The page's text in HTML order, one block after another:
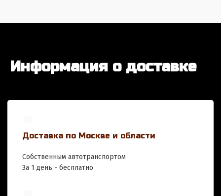
Информация о доставке
Доставка по Москве и области
Собственным автотранспортом
За 1 день - бесплатно